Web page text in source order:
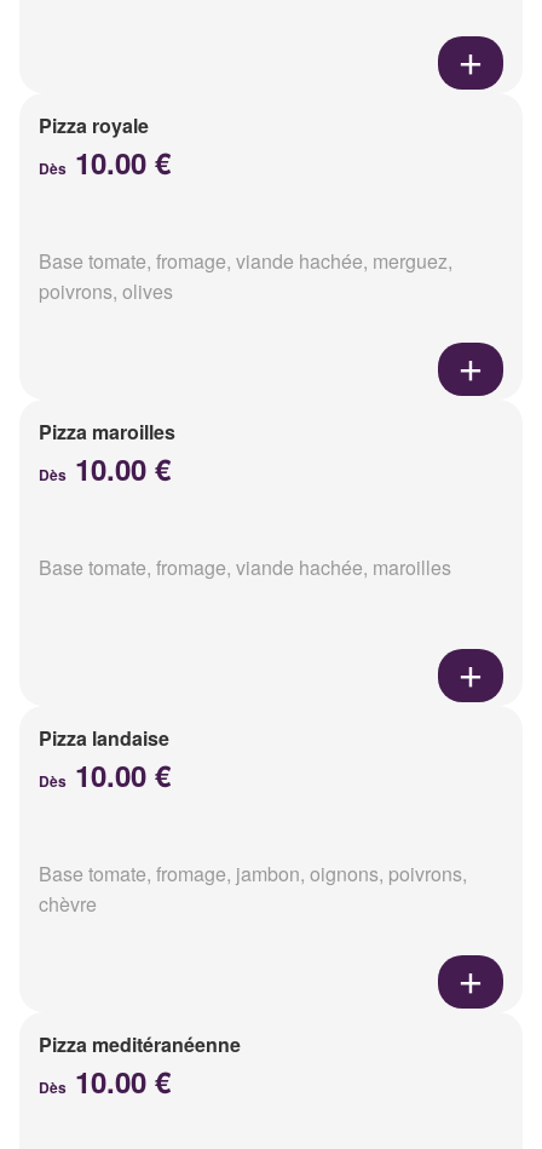
Pizza royale
Dès 10.00 €
Base tomate, fromage, viande hachée, merguez,
poivrons, olives
Pizza maroilles
Dès 10.00 €
Base tomate, fromage, viande hachée, maroilles
Pizza landaise
Dès 10.00 €
Base tomate, fromage, jambon, oignons, poivrons,
chèvre
Pizza meditéranéenne
Dès 10.00 €